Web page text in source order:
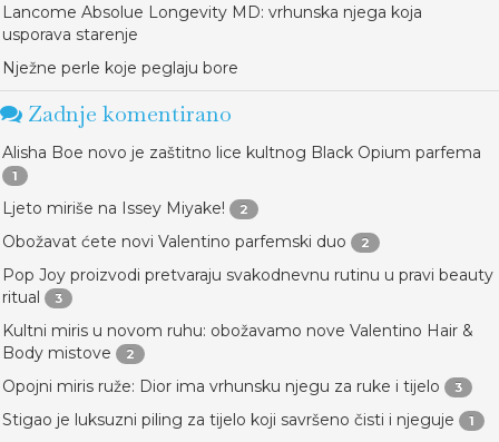
Lancome Absolue Longevity MD: vrhunska njega koja
usporava starenje
Nježne perle koje peglaju bore
Zadnje komentirano
Alisha Boe novo je zaštitno lice kultnog Black Opium parfema
1
Ljeto miriše na Issey Miyake! 2
Obožavat ćete novi Valentino parfemski duo 2
Pop Joy proizvodi pretvaraju svakodnevnu rutinu u pravi beauty
ritual
3
Kultni miris u novom ruhu: obožavamo nove Valentino Hair &
Body mistove
2
Opojni miris ruže: Dior ima vrhunsku njegu za ruke i tijelo 3
Stigao je luksuzni piling za tijelo koji savršeno čisti i njeguje 1